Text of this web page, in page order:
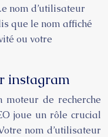
nom d’utilisateur
que le nom affiché
ou votre
instagram
moteur de recherche
joue un rôle crucial
nom d’utilisateur